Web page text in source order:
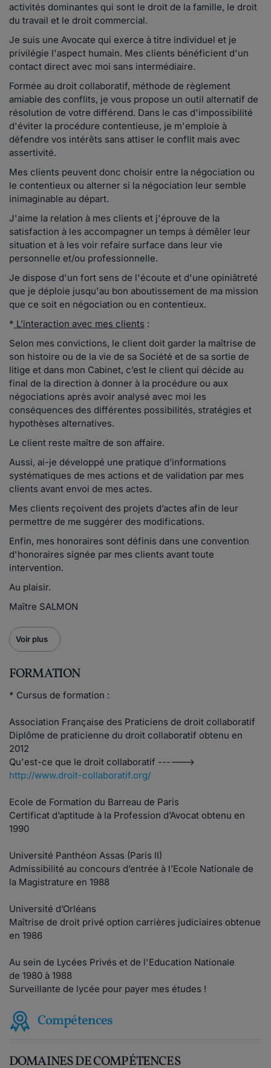
activités dominantes qui sont le droit de la famille, le droit
du travail et le droit commercial.
Je suis une Avocate qui exerce à titre individuel et je
privilégie l'aspect humain. Mes clients bénéficient d'un
contact direct avec moi sans intermédiaire.
Formée au droit collaboratif, méthode de règlement
amiable des conflits, je vous propose un outil alternatif de
résolution de votre différend. Dans le cas d'impossibilité
d'éviter la procédure contentieuse, je m'emploie à
défendre vos intérêts sans attiser le conflit mais avec
assertivité.
Mes clients peuvent donc choisir entre la négociation ou
le contentieux ou alterner si la négociation leur semble
inimaginable au départ.
J'aime la relation à mes clients et j'éprouve de la
satisfaction à les accompagner un temps à démêler leur
situation et à les voir refaire surface dans leur vie
personnelle et/ou professionnelle.
Je dispose d'un fort sens de l'écoute et d'une opiniâtreté
que je déploie jusqu'au bon aboutissement de ma mission
que ce soit en négociation ou en contentieux.
* L’interaction avec mes clients :
Selon mes convictions, le client doit garder la maîtrise de
son histoire ou de la vie de sa Société et de sa sortie de
litige et dans mon Cabinet, c’est le client qui décide au
final de la direction à donner à la procédure ou aux
négociations après avoir analysé avec moi les
conséquences des différentes possibilités, stratégies et
hypothèses alternatives.
Le client reste maître de son affaire.
Aussi, ai-je développé une pratique d’informations
systématiques de mes actions et de validation par mes
clients avant envoi de mes actes.
Mes clients reçoivent des projets d’actes afin de leur
permettre de me suggérer des modifications.
Enfin, mes honoraires sont définis dans une convention
d'honoraires signée par mes clients avant toute
intervention.
Au plaisir.
Maître SALMON
Voir plus
FORMATION
* Cursus de formation :
Association Française des Praticiens de droit collaboratif
Diplôme de praticienne du droit collaboratif obtenu en
2012
Qu'est-ce que le droit collaboratif ------>
http://www.droit-collaboratif.org/
Ecole de Formation du Barreau de Paris
Certificat d’aptitude à la Profession d’Avocat obtenu en
1990
Université Panthéon Assas (Paris II)
Admissibilité au concours d’entrée à l’Ecole Nationale de
la Magistrature en 1988
Université d’Orléans
Maîtrise de droit privé option carrières judiciaires obtenue
en 1986
Au sein de Lycées Privés et de l'Education Nationale
de 1980 à 1988
Surveillante de lycée pour payer mes études !
Compétences
DOMAINES DE COMPÉTENCES